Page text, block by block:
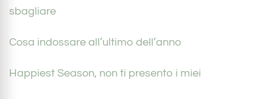
sbagliare
Cosa indossare all’ultimo dell’anno
Happiest Season, non ti presento i miei